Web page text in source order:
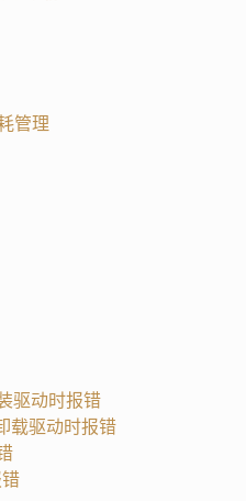
管理
驱动时报错
载驱动时报错